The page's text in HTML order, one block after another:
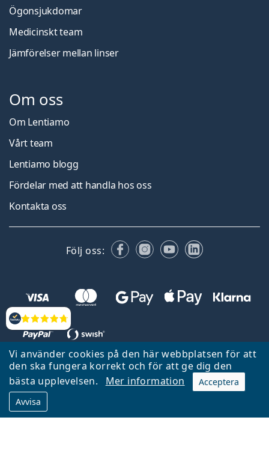
Vi använder cookies på den här webbplatsen för att
den ska fungera korrekt och för att ge dig den
bästa upplevelsen.
Mer information
Acceptera
Avvisa
Recensioner
Ögonsjukdomar
Medicinskt team
Jämförelser mellan linser
Om oss
Om Lentiamo
Vårt team
Lentiamo blogg
Fördelar med att handla hos oss
Kontakta oss
Följ oss: FacebookInstagram
YouTubeLinkedIn
Tillbaka till startsidan
Gå upp
Lentiamo.se ägs och drivs av Lentiamo s.r.o., Tjeckien